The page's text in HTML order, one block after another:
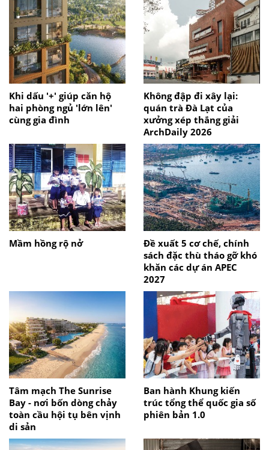
Khi dấu '+' giúp căn hộ
hai phòng ngủ 'lớn lên'
cùng gia đình
Không đập đi xây lại:
quán trà Đà Lạt của
xưởng xép thắng giải
ArchDaily 2026
Mầm hồng rộ nở
Đề xuất 5 cơ chế, chính
sách đặc thù tháo gỡ khó
khăn các dự án APEC
2027
Tâm mạch The Sunrise
Bay - nơi bốn dòng chảy
toàn cầu hội tụ bên vịnh
di sản
Ban hành Khung kiến
trúc tổng thể quốc gia số
phiên bản 1.0